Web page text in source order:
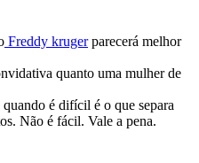
Freddy krugerparecerá melhor
quanto uma mulher de
é difícil é o que separa
Não é fácil. Vale a pena.